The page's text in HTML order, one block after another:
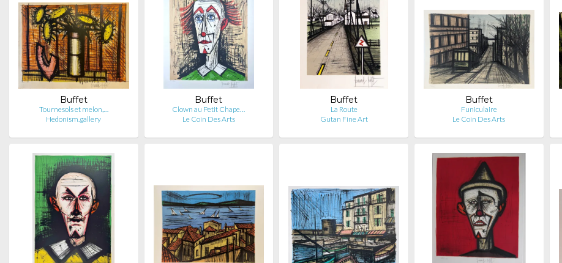
Buffet
Tournesols et melon,…
Hedonism.gallery
Buffet
Clown au Petit Chape…
Le Coin Des Arts
Buffet
La Route
Gutan Fine Art
Buffet
Funiculaire
Le Coin Des Arts